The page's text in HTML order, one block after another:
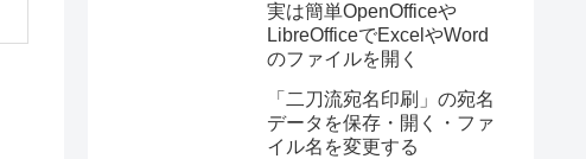
実は簡単OpenOfficeや
LibreOfficeでExcelやWord
のファイルを開く
「二刀流宛名印刷」の宛名
データを保存・開く・ファ
イル名を変更する